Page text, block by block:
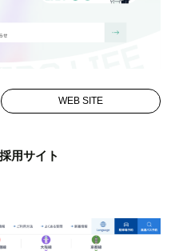
WEB SITE
用サイト